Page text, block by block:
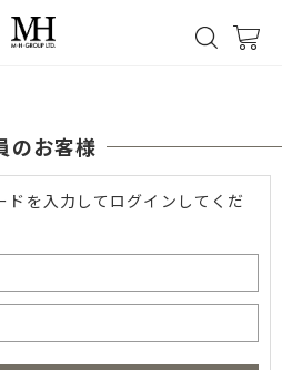
のお客様
ドを入力してログインしてくだ